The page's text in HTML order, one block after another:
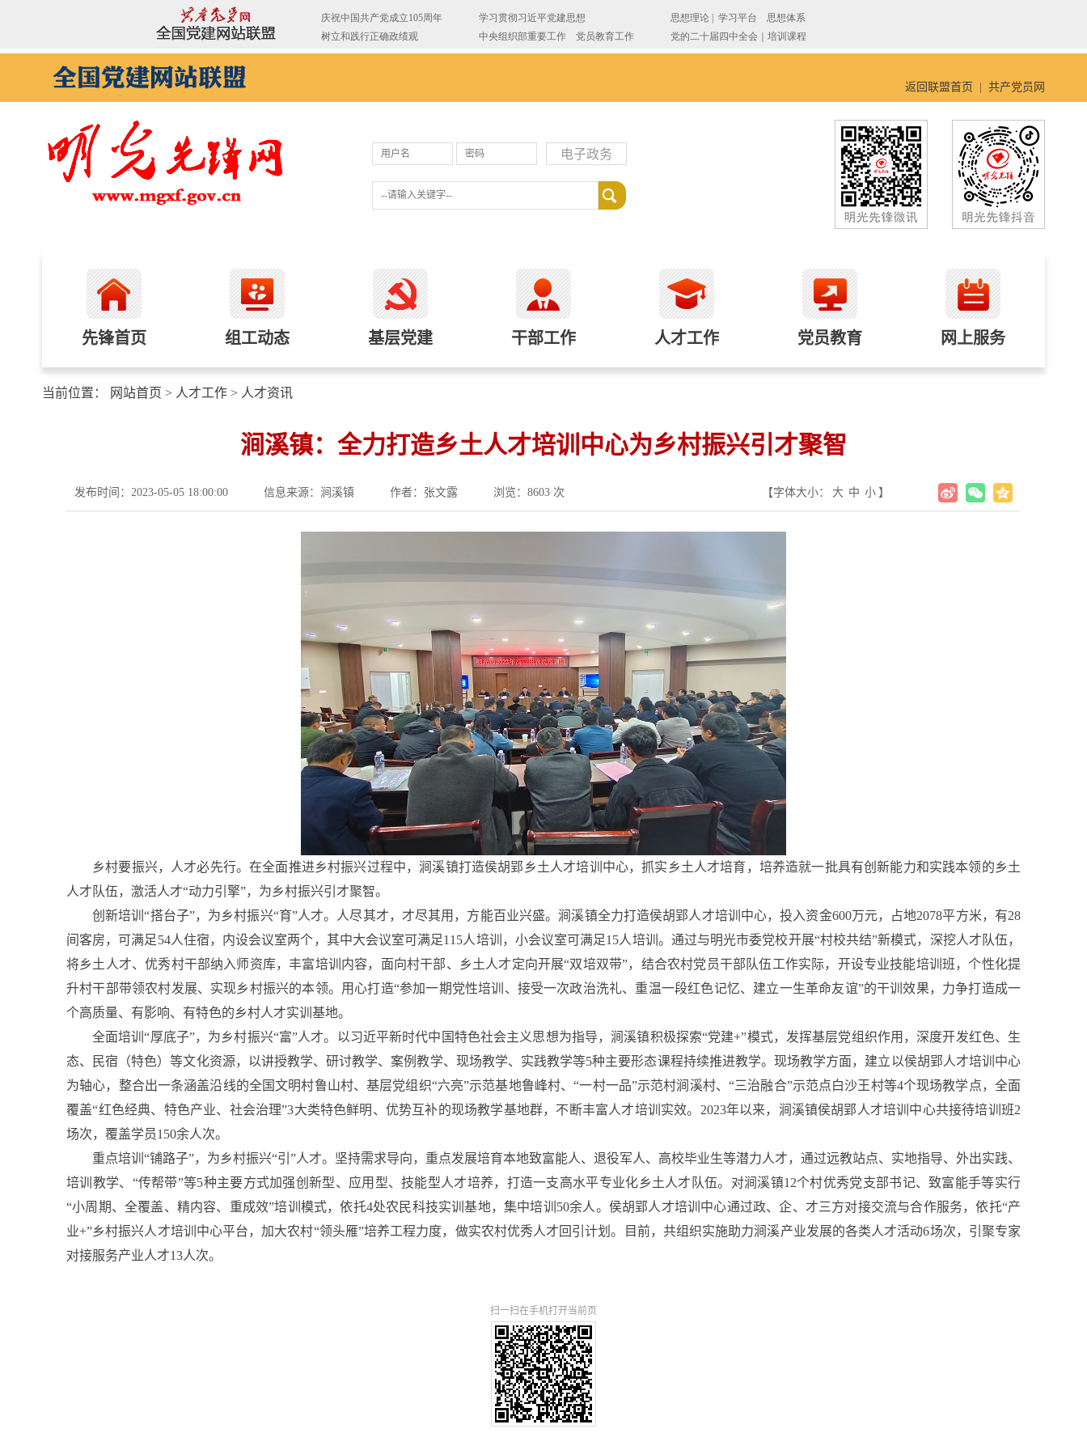
返回联盟首页 共产党员网
电子政务
先锋首页 组工动态 基层党建 干部工作 人才工作 党员教育 网上服务
当前位置： 网站首页 > 人才工作 > 人才资讯
涧溪镇：全力打造乡土人才培训中心为乡村振兴引才聚智
发布时间：2023-05-05 18:00:00 信息来源：涧溪镇 作者：张文露 浏览：8603 次 【字体大小： 大 中 小 】
乡村要振兴，人才必先行。在全面推进乡村振兴过程中，涧溪镇打造侯胡郢乡土人才培训中心，抓实乡土人才培育，培养造就一批具有创新能力和实践本领的乡土
人才队伍，激活人才“动力引擎”，为乡村振兴引才聚智。
创新培训“搭台子”，为乡村振兴“育”人才。人尽其才，才尽其用，方能百业兴盛。涧溪镇全力打造侯胡郢人才培训中心，投入资金600万元，占地2078平方米，有28
间客房，可满足54人住宿，内设会议室两个，其中大会议室可满足115人培训，小会议室可满足15人培训。通过与明光市委党校开展“村校共结”新模式，深挖人才队伍，
将乡土人才、优秀村干部纳入师资库，丰富培训内容，面向村干部、乡土人才定向开展“双培双带”，结合农村党员干部队伍工作实际，开设专业技能培训班，个性化提
升村干部带领农村发展、实现乡村振兴的本领。用心打造“参加一期党性培训、接受一次政治洗礼、重温一段红色记忆、建立一生革命友谊”的干训效果，力争打造成一
个高质量、有影响、有特色的乡村人才实训基地。
全面培训“厚底子”，为乡村振兴“富”人才。以习近平新时代中国特色社会主义思想为指导，涧溪镇积极探索“党建+”模式，发挥基层党组织作用，深度开发红色、生
态、民宿（特色）等文化资源，以讲授教学、研讨教学、案例教学、现场教学、实践教学等5种主要形态课程持续推进教学。现场教学方面，建立以侯胡郢人才培训中心
为轴心，整合出一条涵盖沿线的全国文明村鲁山村、基层党组织“六亮”示范基地鲁峰村、“一村一品”示范村涧溪村、“三治融合”示范点白沙王村等4个现场教学点，全面
覆盖“红色经典、特色产业、社会治理”3大类特色鲜明、优势互补的现场教学基地群，不断丰富人才培训实效。2023年以来，涧溪镇侯胡郢人才培训中心共接待培训班2
场次，覆盖学员150余人次。
重点培训“铺路子”，为乡村振兴“引”人才。坚持需求导向，重点发展培育本地致富能人、退役军人、高校毕业生等潜力人才，通过远教站点、实地指导、外出实践、
培训教学、“传帮带”等5种主要方式加强创新型、应用型、技能型人才培养，打造一支高水平专业化乡土人才队伍。对涧溪镇12个村优秀党支部书记、致富能手等实行
“小周期、全覆盖、精内容、重成效”培训模式，依托4处农民科技实训基地，集中培训50余人。侯胡郢人才培训中心通过政、企、才三方对接交流与合作服务，依托“产
业+”乡村振兴人才培训中心平台，加大农村“领头雁”培养工程力度，做实农村优秀人才回引计划。目前，共组织实施助力涧溪产业发展的各类人才活动6场次，引聚专家
对接服务产业人才13人次。
扫一扫在手机打开当前页